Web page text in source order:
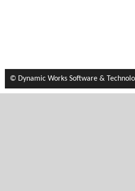
© Dynamic Works Software &